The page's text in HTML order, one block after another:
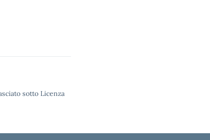
sotto Licenza